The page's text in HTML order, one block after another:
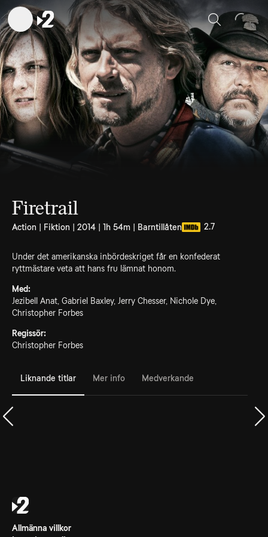
Sök
Firetrail
Action | Fiktion | 2014 | 1h 54m | Barntillåten 2.7
Under det amerikanska inbördeskriget får en konfederat
ryttmästare veta att hans fru lämnat honom.
Med:
Jezibell Anat, Gabriel Baxley, Jerry Chesser, Nichole Dye,
Christopher Forbes
Regissör:
Christopher Forbes
Liknande titlar Mer info Medverkande
Allmänna villkor